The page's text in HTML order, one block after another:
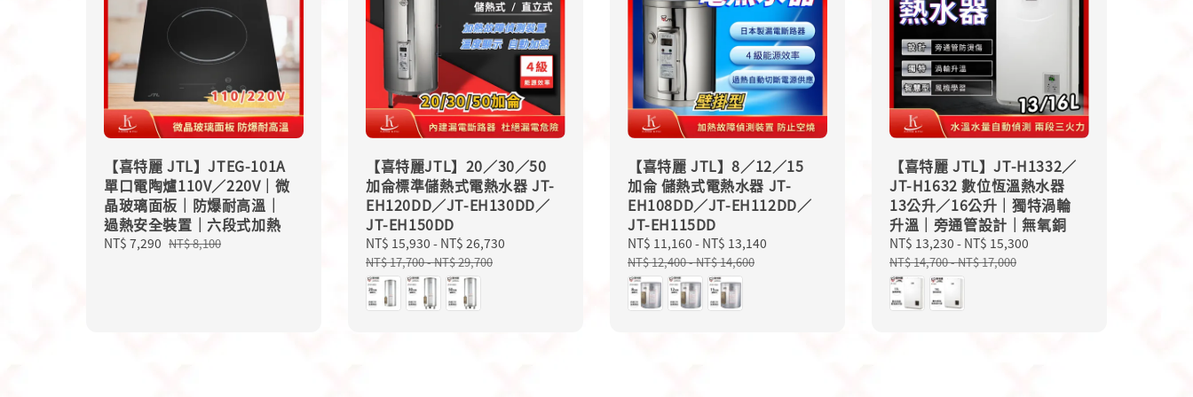
【喜特麗 JTL】JTEG-101A
單口電陶爐110V／220V｜微
晶玻璃面板｜防爆耐高溫｜
過熱安全裝置｜六段式加熱
Sale
NT$ 7,290 Regular
NT$ 8,100
【喜特麗JTL】20／30／50
加侖標準儲熱式電熱水器 JT-
EH120DD／JT-EH130DD／
JT-EH150DD
Sale
price
NT$ 15,930 - NT$ 26,730
NT$ 17,700-NT$ 29,700
【喜特麗 JTL】8／12／15
加侖 儲熱式電熱水器 JT-
EH108DD／JT-EH112DD／
JT-EH115DD
Sale
price
NT$ 11,160 - NT$ 13,140
NT$ 12,400-NT$ 14,600
【喜特麗 JTL】JT-H1332／
JT-H1632 數位恆溫熱水器
13公升／16公升｜獨特渦輪
升溫｜旁通管設計｜無氧銅
Sale
price
NT$ 13,230 - NT$ 15,300
NT$ 14,700-NT$ 17,000